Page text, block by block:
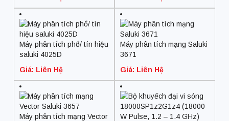
Máy phân tích phổ/ tín hiệu
saluki 4025D
Giá: Liên Hệ
Máy phân tích mạng Saluki
3671
Giá: Liên Hệ
Máy phân tích mạng Vector